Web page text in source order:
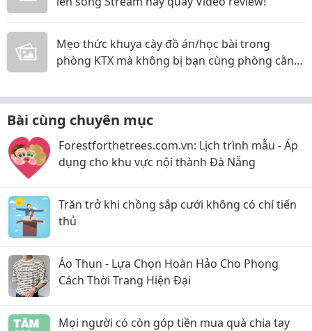
Mẹo thức khuya cày đồ án/học bài trong
phòng KTX mà không bị bạn cùng phòng cằn
Bài cùng chuyên mục
Forestforthetrees.com.vn: Lịch trình mẫu - Áp
dụng cho khu vực nội thành Đà Nẵng
Trăn trở khi chồng sắp cưới không có chí tiến
thủ
Áo Thun - Lựa Chọn Hoàn Hảo Cho Phong
Cách Thời Trang Hiện Đại
Mọi người có còn góp tiền mua quà chia tay